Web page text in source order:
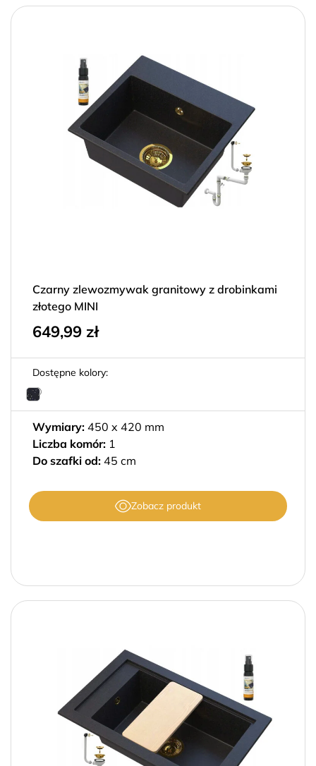
Czarny zlewozmywak granitowy z drobinkami
złotego MINI
649,99 zł
Dostępne kolory:
Wymiary: 450 x 420 mm
Liczba komór: 1
Do szafki od: 45 cm
Zobacz produkt